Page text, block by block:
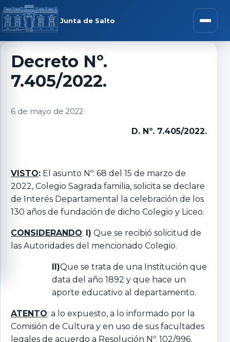
Saltar al contenido
Junta de Salto Abrir
menú
Decreto Nº.
7.405/2022.
6 de mayo de 2022
D. Nº. 7.405/2022.
VISTO: El asunto Nº. 68 del 15 de marzo de
2022, Colegio Sagrada familia, solicita se declare
de Interés Departamental la celebración de los
130 años de fundación de dicho Colegio y Liceo.
CONSIDERANDO: I) Que se recibió solicitud de
las Autoridades del mencionado Colegio.
II)Que se trata de una Institución que
data del año 1892 y que hace un
aporte educativo al departamento.
ATENTO: a lo expuesto, a lo informado por la
Comisión de Cultura y en uso de sus facultades
legales de acuerdo a Resolución Nº. 102/996.